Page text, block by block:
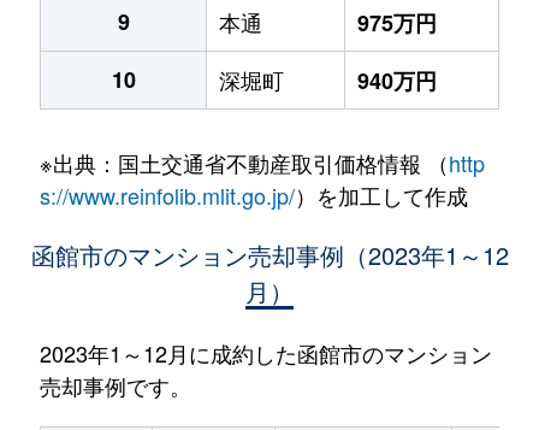
9
本通
975万円
10
深堀町 940万円
※出典：国土交通省不動産取引価格情報 （http
s://www.reinfolib.mlit.go.jp/）を加工して作成
函館市のマンション売却事例（2023年1～12
月）
2023年1～12月に成約した函館市のマンション
売却事例です。